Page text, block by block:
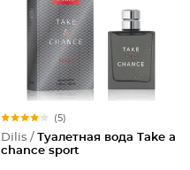
(5)
Dilis / Туалетная вода Take a
chance sport